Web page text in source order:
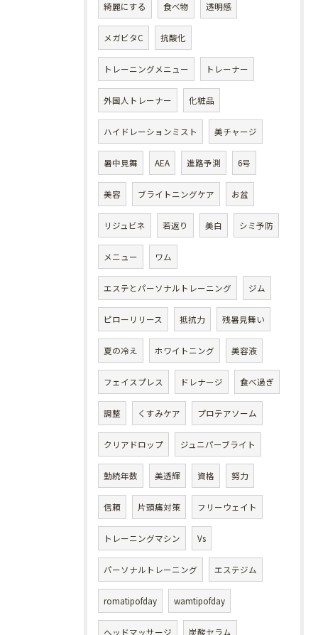
綺麗にする 食べ物 透明感
メガビタC 抗酸化
トレーニングメニュー トレーナー
外国人トレーナー 化粧品
ハイドレーションミスト 美チャージ
暑中見舞 AEA 進路予測 6号
美容 ブライトニングケア お盆
リジュビネ 若返り 美白 シミ予防
メニュー ワム
エステとパーソナルトレーニング ジム
ピローリリース 抵抗力 残暑見舞い
夏の冷え ホワイトニング 美容液
フェイスプレス ドレナージ 食べ過ぎ
調整 くすみケア プロテアソーム
クリアドロップ ジュニパーブライト
勤続年数 美透輝 資格 努力
信頼 片頭痛対策 フリーウェイト
トレーニングマシン Vs
パーソナルトレーニング エステジム
romatipofday wamtipofday
ヘッドマッサージ 炭酸セラム